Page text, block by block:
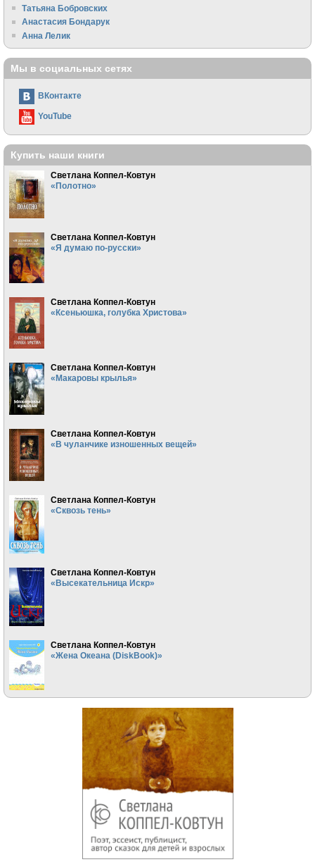
Татьяна Бобровских
Анастасия Бондарук
Анна Лелик
Мы в социальных сетях
ВКонтакте
YouTube
Купить наши книги
Светлана Коппел-Ковтун
«Полотно»
Светлана Коппел-Ковтун
«Я думаю по-русски»
Светлана Коппел-Ковтун
«Ксеньюшка, голубка Христова»
Светлана Коппел-Ковтун
«Макаровы крылья»
Светлана Коппел-Ковтун
«В чуланчике изношенных вещей»
Светлана Коппел-Ковтун
«Сквозь тень»
Светлана Коппел-Ковтун
«Высекательница Искр»
Светлана Коппел-Ковтун
«Жена Океана (DiskBook)»